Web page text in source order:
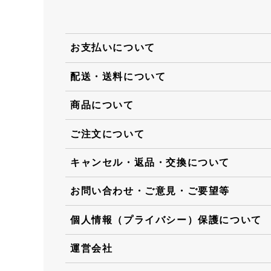
お支払いについて
配送・送料について
商品について
ご注文について
キャンセル・返品・交換について
お問い合わせ・ご意見・ご要望等
個人情報（プライバシー）保護について
運営会社